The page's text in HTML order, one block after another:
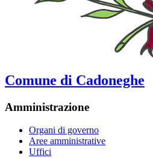
Comune di Cadoneghe
Amministrazione
Organi di governo
Aree amministrative
Uffici